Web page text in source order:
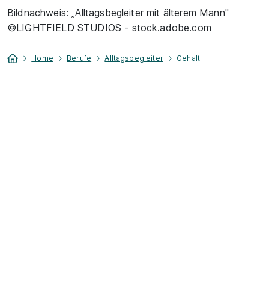
Bildnachweis: „Alltagsbegleiter mit älterem Mann"
©LIGHTFIELD STUDIOS - stock.adobe.com
Home Berufe Alltagsbegleiter Gehalt